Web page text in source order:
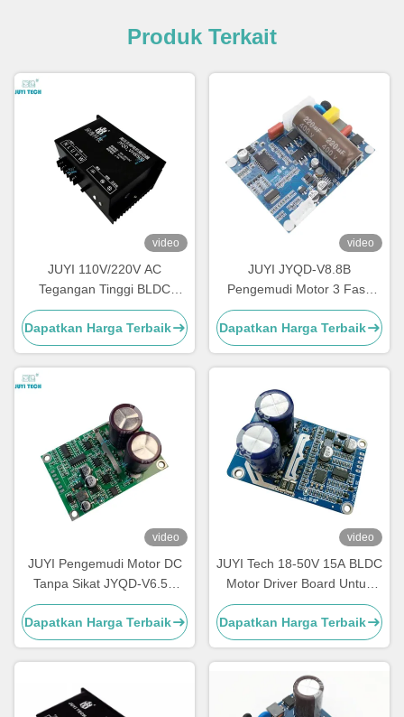
Produk Terkait
video
JUYI 110V/220V AC
Tegangan Tinggi BLDC
Motor Controller Speed
Controller Untuk 3 Fase
Brushless Motor
Dapatkan Harga Terbaik
video
JUYI JYQD-V8.8B
Pengemudi Motor 3 Fase
110VAC / 220VAC Input
Sensorless Bldc Driver
Board
Dapatkan Harga Terbaik
video
JUYI Pengemudi Motor DC
Tanpa Sikat JYQD-V6.5E
Perlindungan O.V / L.V PWM
Frekuensi 1-20KHZ
Dapatkan Harga Terbaik
video
JUYI Tech 18-50V 15A BLDC
Motor Driver Board Untuk
Sensorless Brushless DC
Motor, DC Motor Controller
Dapatkan Harga Terbaik